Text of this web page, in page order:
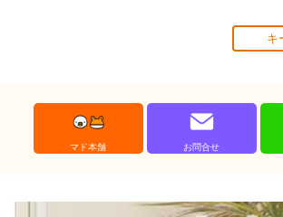
マド本舗 お問合せ